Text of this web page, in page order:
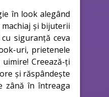
în look alegând
și bijuterii
siguranță ceva
uri, prietenele
Creează-ți
și răspândește
zână în întreaga